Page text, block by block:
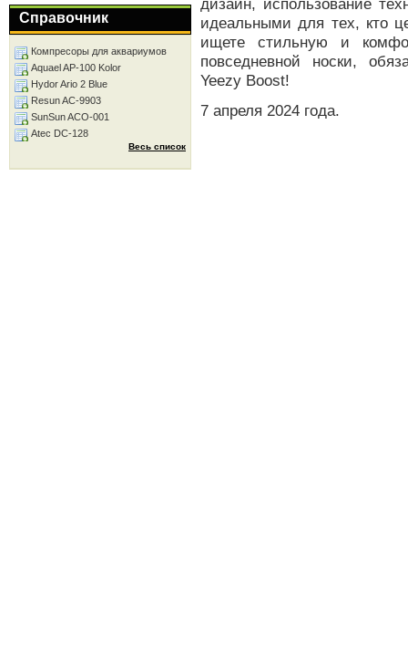
дизайн, использование
идеальными для тех, кто
ищете стильную и
повседневной носки,
Yeezy Boost!
7 апреля 2024 года.
Справочник
Компресоры для аквариумов
Aquael AP-100 Kolor
Hydor Ario 2 Blue
Resun AC-9903
SunSun ACO-001
Atec DC-128
Весь список